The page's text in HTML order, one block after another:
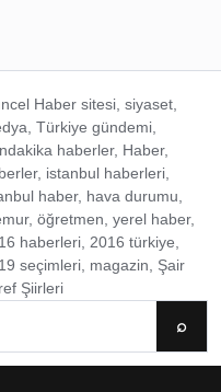
Haber sitesi, siyaset,
Türkiye gündemi,
haberler, Haber,
istanbul haberleri,
haber, hava durumu,
öğretmen, yerel haber,
haberleri, 2016 türkiye,
seçimleri, magazin, Şair
Şiirleri
⌕